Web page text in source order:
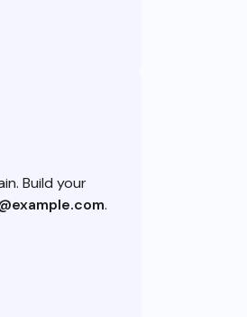
Build your
.